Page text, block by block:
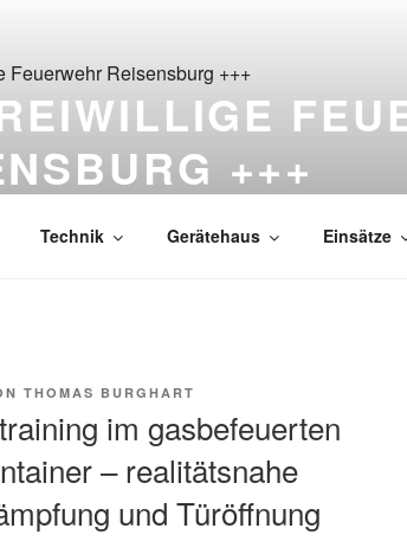
+++
Technik Gerätehaus Einsätze
THOMAS BURGHART
im gasbefeuerten
– realitätsnahe
und Türöffnung